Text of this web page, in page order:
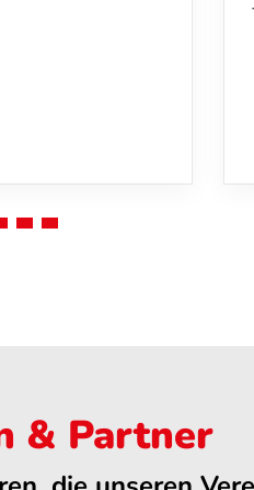
& Partner